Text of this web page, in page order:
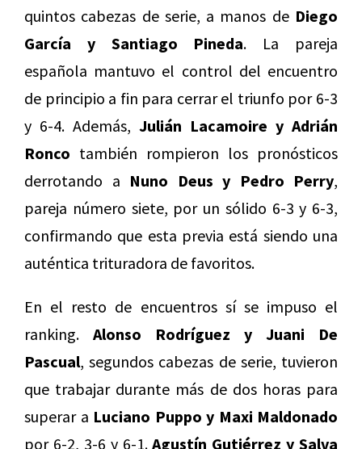
quintos cabezas de serie, a manos de Diego
García y Santiago Pineda. La pareja
española mantuvo el control del encuentro
de principio a fin para cerrar el triunfo por 6-3
y 6-4. Además, Julián Lacamoire y Adrián
Ronco también rompieron los pronósticos
derrotando a Nuno Deus y Pedro Perry,
pareja número siete, por un sólido 6-3 y 6-3,
confirmando que esta previa está siendo una
auténtica trituradora de favoritos.
En el resto de encuentros sí se impuso el
ranking. Alonso Rodríguez y Juani De
Pascual, segundos cabezas de serie, tuvieron
que trabajar durante más de dos horas para
superar a Luciano Puppo y Maxi Maldonado
por 6-2, 3-6 y 6-1.Agustín Gutiérrez y Salva